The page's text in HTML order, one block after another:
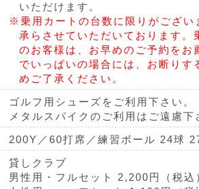
いただけます。
※乗用カートの台数に限りがござい
承らさせていただいております。
のお客様は、お早めのご予約をお
でいっぱいの場合には、お断りす
めご了承ください。
ゴルフ用シューズをご利用下さい。
メタルスパイクのご利用はご遠慮下
200Y／60打席／練習ボール 24球
貸しクラブ
男性用・フルセット 2,200円（税込